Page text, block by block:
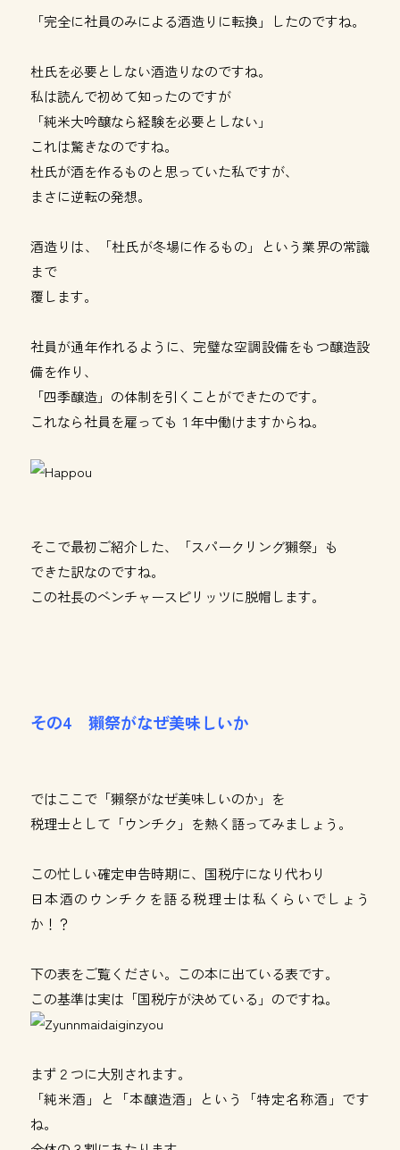
「完全に社員のみによる酒造りに転換」したのですね。
杜氏を必要としない酒造りなのですね。
私は読んで初めて知ったのですが
「純米大吟醸なら経験を必要としない」
これは驚きなのですね。
杜氏が酒を作るものと思っていた私ですが、
まさに逆転の発想。
酒造りは、「杜氏が冬場に作るもの」という業界の常識
まで
覆します。
社員が通年作れるように、完璧な空調設備をもつ醸造設
備を作り、
「四季醸造」の体制を引くことができたのです。
これなら社員を雇っても１年中働けますからね。
そこで最初ご紹介した、「スパークリング獺祭」も
できた訳なのですね。
この社長のベンチャースピリッツに脱帽します。
その4 獺祭がなぜ美味しいか
ではここで「獺祭がなぜ美味しいのか」を
税理士として「ウンチク」を熱く語ってみましょう。
この忙しい確定申告時期に、国税庁になり代わり
日本酒のウンチクを語る税理士は私くらいでしょう
か！？
下の表をご覧ください。この本に出ている表です。
この基準は実は「国税庁が決めている」のですね。
まず２つに大別されます。
「純米酒」と「本醸造酒」という「特定名称酒」です
ね。